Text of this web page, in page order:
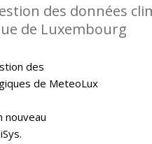
des données
de Luxembourg
des
de MeteoLux
nouveau